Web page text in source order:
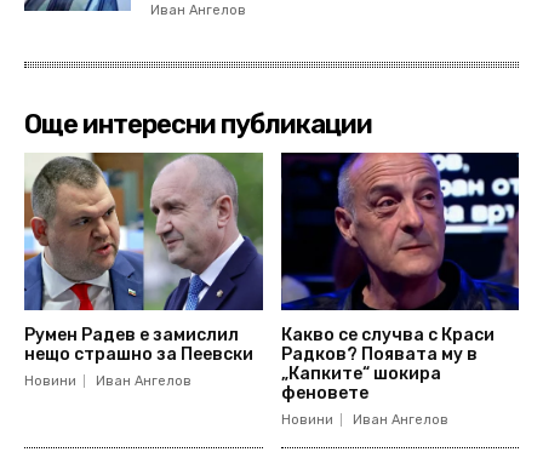
Иван Ангелов
Още интересни публикации
Румен Радев е замислил
нещо страшно за Пеевски
Новини Иван Ангелов
Какво се случва с Краси
Радков? Появата му в
„Капките“ шокира
феновете
Новини Иван Ангелов